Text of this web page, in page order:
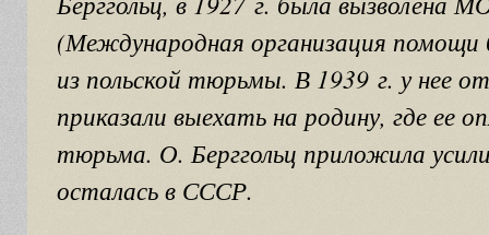
(Международная организация помощи
из польской тюрьмы. В 1939 г. у нее
приказали выехать на родину, где ее
тюрьма. О. Берггольц приложила
осталась в СССР.